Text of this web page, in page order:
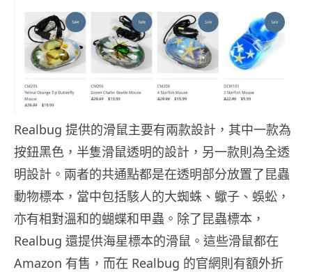
Realbug 提供的滑鼠主要有兩款設計，其中一款為
按鈕黑色，半隻滑鼠透明的設計，另一款則為全透
明設計。兩者的共通點都是在透明部分放置了昆蟲
動物標本，當中包括駭人的大蜘蛛、蠍子、蜈蚣，
亦有相對溫和的蝴蝶和甲蟲。除了昆蟲標本，
Realbug 還提供海星標本的滑鼠。這些滑鼠都在
Amazon 有售，而在 Realbug 的官網則有額外折